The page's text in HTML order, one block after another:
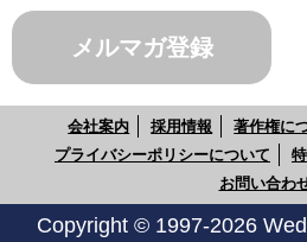
メルマガ登録
会社案内 採用情報 著作権に
プライバシーポリシーについて
お問い合わ
Copyright © 1997-2026